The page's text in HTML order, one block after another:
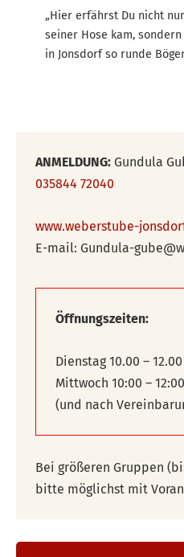
„Hier erfährst Du nicht
seiner Hose kam,
in Jonsdorf so runde
ANMELDUNG: Gundula
035844 72040
www.weberstube-
E-mail: Gundula-
Öffnungszeiten:
Dienstag 10.00 –
Mittwoch 10:00 –
(und nach
Bei größeren Gruppen
bitte möglichst mit